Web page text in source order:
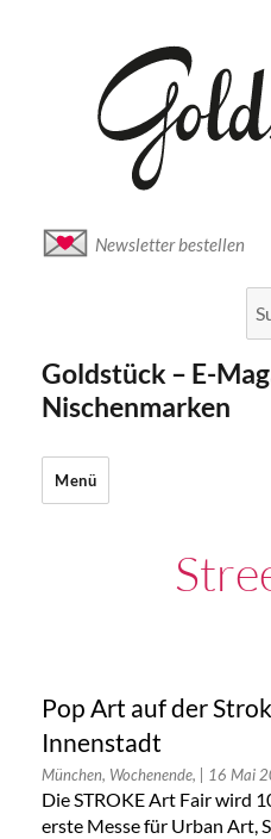
Newsletter bestellen
Goldstück – E-
Nischenmarken
Menü
Pop Art auf der
Innenstadt
München, Wochenende, | 16 Mai
Die STROKE Art Fair wird
erste Messe für Urban Art,